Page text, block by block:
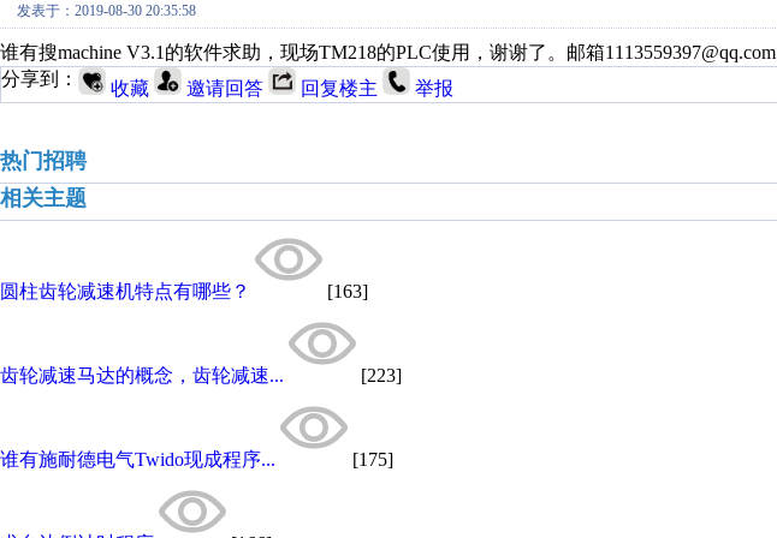
发表于：2019-08-30 20:35:58
谁有搜machine V3.1的软件求助，现场TM218的PLC使用，谢谢了。邮箱1113559397@qq.com
分享到：
收藏 邀请回答 回复楼主 举报
热门招聘
相关主题
圆柱齿轮减速机特点有哪些？ [163]
齿轮减速马达的概念，齿轮减速... [223]
谁有施耐德电气Twido现成程序... [175]